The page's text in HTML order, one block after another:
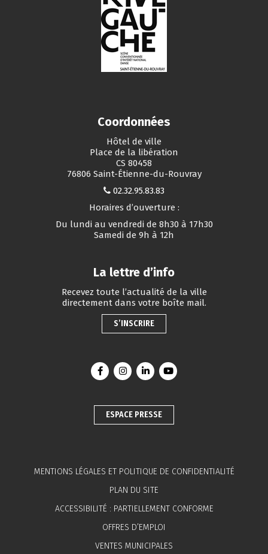
Coordonnées
Hôtel de ville
Place de la libération
CS 80458
76806 Saint-Étienne-du-Rouvray
02.32.95.83.83
Horaires d’ouverture :
Du lundi au vendredi de 8h30 à 17h30
Samedi de 9h à 12h
La lettre d’info
Recevez toute l’actualité de la ville
directement dans votre boîte mail.
S’INSCRIRE
Lien vers le compte Facebook
Lien vers le compte Instagram
Lien vers le compte Linkedin
Lien vers la chaîne
ESPACE PRESSE
MENTIONS LÉGALES ET POLITIQUE DE CONFIDENTIALITÉ
PLAN DU SITE
ACCESSIBILITÉ : PARTIELLEMENT CONFORME
OFFRES D’EMPLOI
VENTES MUNICIPALES